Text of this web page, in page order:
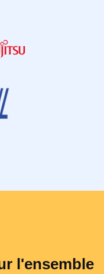
l'ensemble